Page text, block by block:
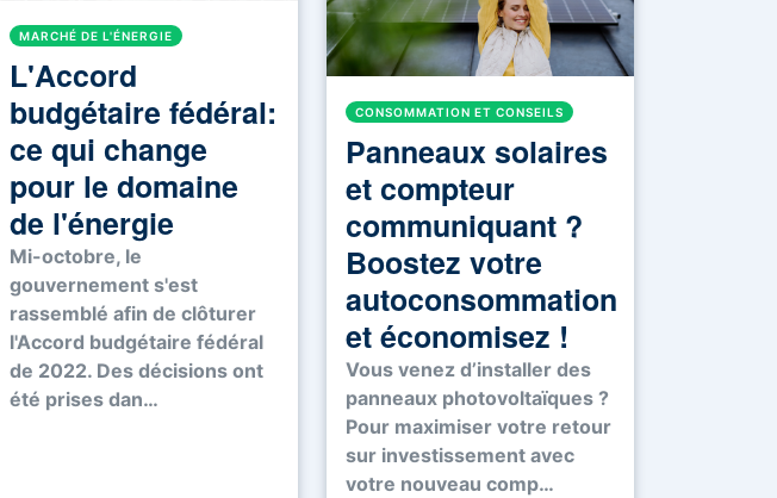
MARCHÉ DE L'ÉNERGIE
L'Accord
budgétaire fédéral:
ce qui change
pour le domaine
de l'énergie
Mi-octobre, le
gouvernement s'est
rassemblé afin de clôturer
l'Accord budgétaire fédéral
de 2022. Des décisions ont
été prises dan…
CONSOMMATION ET CONSEILS
Panneaux solaires
et compteur
communiquant ?
Boostez votre
autoconsommation
et économisez !
Vous venez d’installer des
panneaux photovoltaïques ?
Pour maximiser votre retour
sur investissement avec
votre nouveau comp…